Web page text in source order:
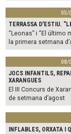
05/
TERRASSA D'ESTIU.
“Leonas” i “El último
la primera setmana
08/
JOCS INFANTILS,
XARANGUES
El III Concurs de
de setmana d’agost
INFLABLES, ORXATA I